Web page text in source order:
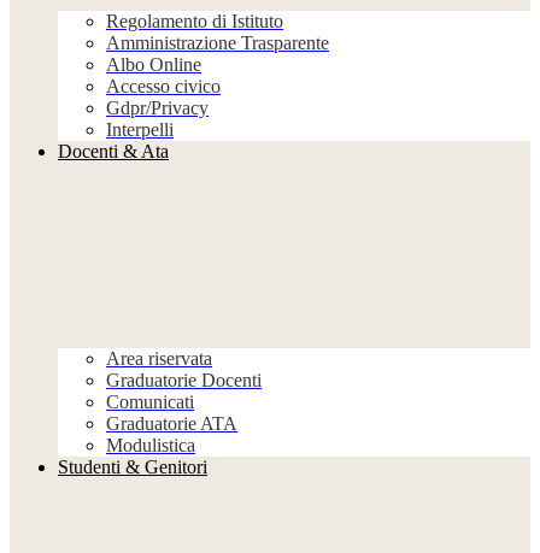
Regolamento di Istituto
Amministrazione Trasparente
Albo Online
Accesso civico
Gdpr/Privacy
Interpelli
Docenti & Ata
Area riservata
Graduatorie Docenti
Comunicati
Graduatorie ATA
Modulistica
Studenti & Genitori